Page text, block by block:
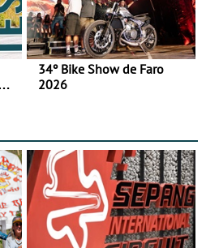
34º Bike Show de Faro
2026